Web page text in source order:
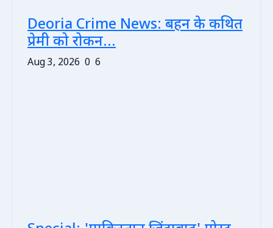
Deoria Crime News: बहन के कथित
प्रेमी को रोकन...
Aug 3, 2026 0 6